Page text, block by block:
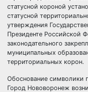
статусной короной
статусной
утверждения
Президенте Российской
законодательного
муниципальных
территориальных корон.
Обоснование символики
Город Нововоронеж